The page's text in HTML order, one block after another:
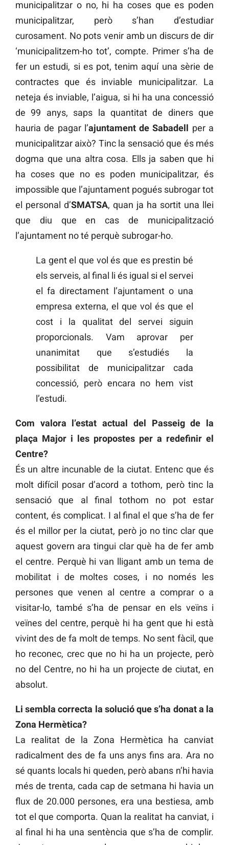
municipalitzar o no, hi ha coses que es poden
municipalitzar, però s’han d’estudiar
curosament. No pots venir amb un discurs de dir
‘municipalitzem-ho tot’, compte. Primer s’ha de
fer un estudi, si es pot, tenim aquí una sèrie de
contractes que és inviable municipalitzar. La
neteja és inviable, l’aigua, si hi ha una concessió
de 99 anys, saps la quantitat de diners que
hauria de pagar l’ajuntament de Sabadell per a
municipalitzar això? Tinc la sensació que és més
dogma que una altra cosa. Ells ja saben que hi
ha coses que no es poden municipalitzar, és
impossible que l’ajuntament pogués subrogar tot
el personal d’SMATSA, quan ja ha sortit una llei
que diu que en cas de municipalització
l’ajuntament no té perquè subrogar-ho.
La gent el que vol és que es prestin bé
els serveis, al final li és igual si el servei
el fa directament l’ajuntament o una
empresa externa, el que vol és que el
cost i la qualitat del servei siguin
proporcionals. Vam aprovar per
unanimitat que s’estudiés la
possibilitat de municipalitzar cada
concessió, però encara no hem vist
l’estudi.
Com valora l’estat actual del Passeig de la
plaça Major i les propostes per a redefinir el
Centre?
És un altre incunable de la ciutat. Entenc que és
molt difícil posar d’acord a tothom, però tinc la
sensació que al final tothom no pot estar
content, és complicat. I al final el que s’ha de fer
és el millor per la ciutat, però jo no tinc clar que
aquest govern ara tingui clar què ha de fer amb
el centre. Perquè hi van lligant amb un tema de
mobilitat i de moltes coses, i no només les
persones que venen al centre a comprar o a
visitar-lo, també s’ha de pensar en els veïns i
veïnes del centre, perquè hi ha gent que hi està
vivint des de fa molt de temps. No sent fàcil, que
ho reconec, crec que no hi ha un projecte, però
no del Centre, no hi ha un projecte de ciutat, en
absolut.
Li sembla correcta la solució que s’ha donat a la
Zona Hermètica?
La realitat de la Zona Hermètica ha canviat
radicalment des de fa uns anys fins ara. Ara no
sé quants locals hi queden, però abans n’hi havia
més de trenta, cada cap de setmana hi havia un
flux de 20.000 persones, era una bestiesa, amb
tot el que comporta. Quan la realitat ha canviat, i
al final hi ha una sentència que s’ha de complir.